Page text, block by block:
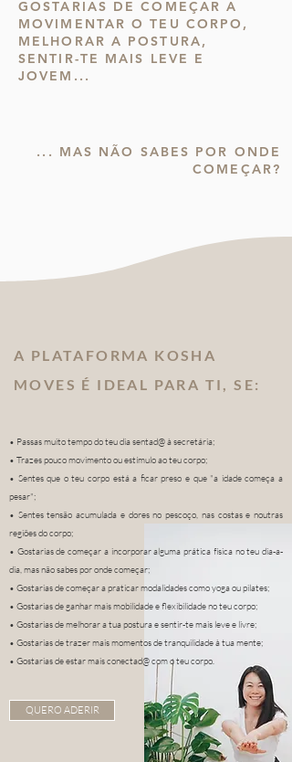
GOSTARIAS DE COMEÇAR A
MOVIMENTAR O TEU CORPO,
MELHORAR A POSTURA,
SENTIR-TE MAIS LEVE E
JOVEM...
... MAS NÃO SABES POR ONDE
COMEÇAR?
A PLATAFORMA KOSHA
MOVES É IDEAL PARA TI, SE:
QUERO ADERIR
• Passas muito tempo do teu dia sentad@ à secretária;
• Trazes pouco movimento ou estímulo ao teu corpo;
• Sentes que o teu corpo está a ficar preso e que "a idade começa a
pesar";
• Sentes tensão acumulada e dores no pescoço, nas costas e noutras
regiões do corpo;
• Gostarias de começar a incorporar alguma prática física no teu dia-a-
dia, mas não sabes por onde começar;
• Gostarias de começar a praticar modalidades como yoga ou pilates;
• Gostarias de ganhar mais mobilidade e flexibilidade no teu corpo;
• Gostarias de melhorar a tua postura e sentir-te mais leve e livre;
• Gostarias de trazer mais momentos de tranquilidade à tua mente;
• Gostarias de estar mais conectad@ com o teu corpo.